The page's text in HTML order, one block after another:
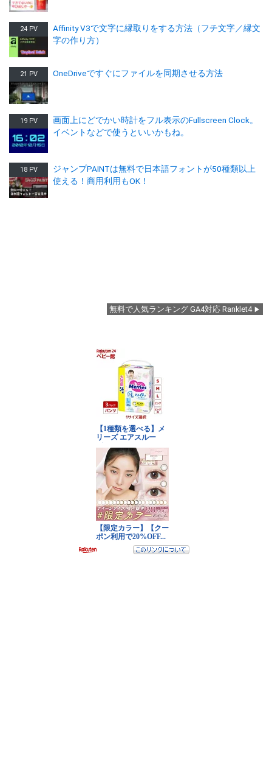
24 PV
Affinity V3で文字に縁取りをする方法（フチ文字／縁文
字の作り方）
21 PV OneDriveですぐにファイルを同期させる方法
19 PV
画面上にどでかい時計をフル表示のFullscreen Clock。
イベントなどで使うといいかもね。
18 PV
ジャンプPAINTは無料で日本語フォントが50種類以上
使える！商用利用もOK！
無料で人気ランキング GA4対応 Ranklet4